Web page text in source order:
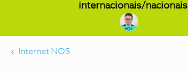
internacionais/nacionais
Internet NOS